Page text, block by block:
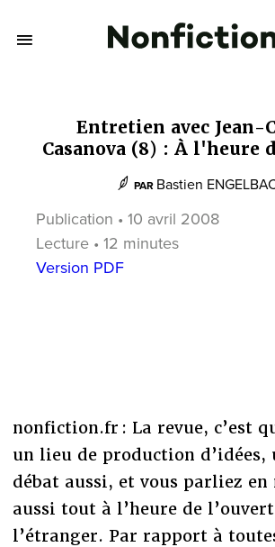
Entretien avec Jean-
Casanova (8) : À l'heure
PAR Bastien
Publication • 10 avril 2008
Lecture • 12 minutes
Version PDF
nonfiction.fr : La revue, c’est
un lieu de production d’idées,
débat aussi, et vous parliez en
aussi tout à l’heure de
l’étranger. Par rapport à